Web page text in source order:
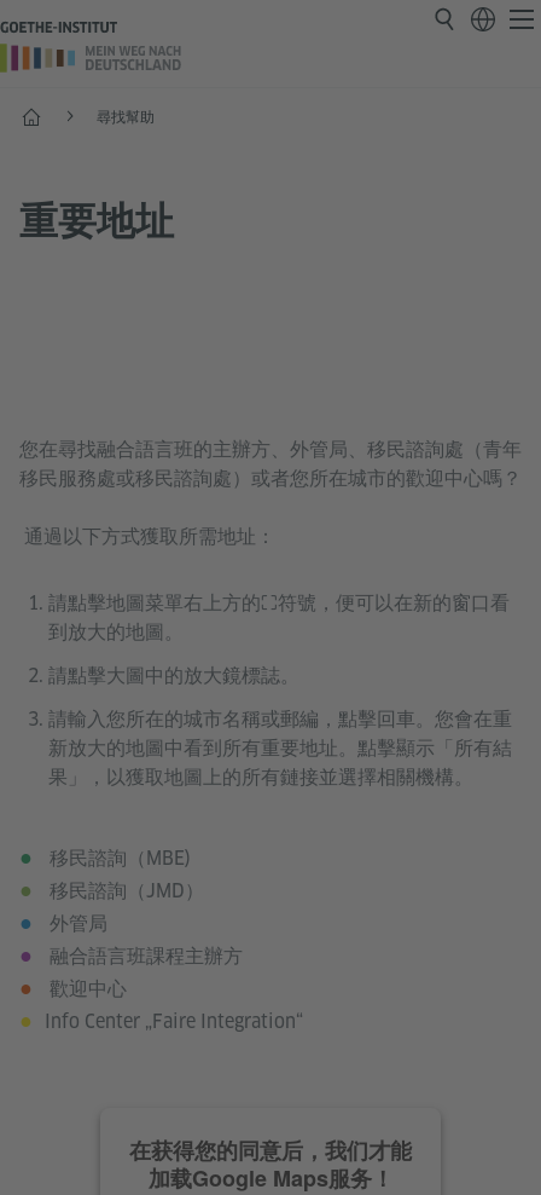
首頁 尋找幫助
重要地址
您在尋找融合語言班的主辦方、外管局、移民諮詢處（青年
移民服務處或移民諮詢處）或者您所在城市的歡迎中心嗎？
通過以下方式獲取所需地址：
請點擊地圖菜單右上方的⛶符號，便可以在新的窗口看
到放大的地圖。
請點擊大圖中的放大鏡標誌。
請輸入您所在的城市名稱或郵編，點擊回車。您會在重
新放大的地圖中看到所有重要地址。點擊顯示「所有結
果」，以獲取地圖上的所有鏈接並選擇相關機構。
移民諮詢（MBE)
移民諮詢（JMD）
外管局
融合語言班課程主辦方
歡迎中心
Info Center „Faire Integration“
在获得您的同意后，我们才能
加载Google Maps服务！